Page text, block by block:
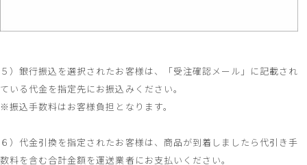
５）銀行振込を選択されたお客様は、「受注確認メール」に記載され
ている代金を指定先にお振込みください。
※振込手数料はお客様負担となります。
６）代金引換を指定されたお客様は、商品が到着しましたら代引き手
数料を含む合計金額を運送業者にお支払いください。